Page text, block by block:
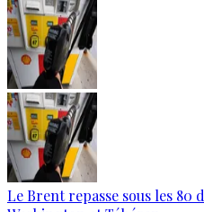
Le Brent repasse sous les 80